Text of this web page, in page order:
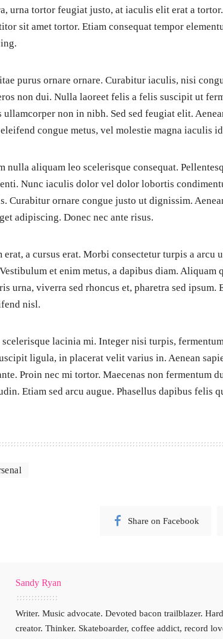
urna tortor feugiat justo, at iaculis elit erat a
sit amet tortor. Etiam consequat tempor
purus ornare ornare. Curabitur iaculis, nisi
non dui. Nulla laoreet felis a felis suscipit ut
ullamcorper non in nibh. Sed sed feugiat elit.
congue metus, vel molestie magna iaculis
nulla aliquam leo scelerisque consequat.
Nunc iaculis dolor vel dolor lobortis
Curabitur ornare congue justo ut dignissim.
adipiscing. Donec nec ante risus.
a cursus erat. Morbi consectetur turpis a arcu
et enim metus, a dapibus diam. Aliquam
urna, viverra sed rhoncus et, pharetra sed
nisl.
scelerisque lacinia mi. Integer nisi turpis,
ligula, in placerat velit varius in. Aenean
Proin nec mi tortor. Maecenas non fermentum
Etiam sed arcu augue. Phasellus dapibus felis
Share on Facebook
Sandy Ryan
Writer. Music advocate. Devoted bacon trailblazer.
creator. Thinker. Skateboarder, coffee addict, record